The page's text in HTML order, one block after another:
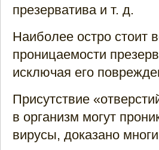
презерватива и т. д.
Наиболее остро стоит
проницаемости
исключая его
Присутствие
в организм могут
вирусы, доказано